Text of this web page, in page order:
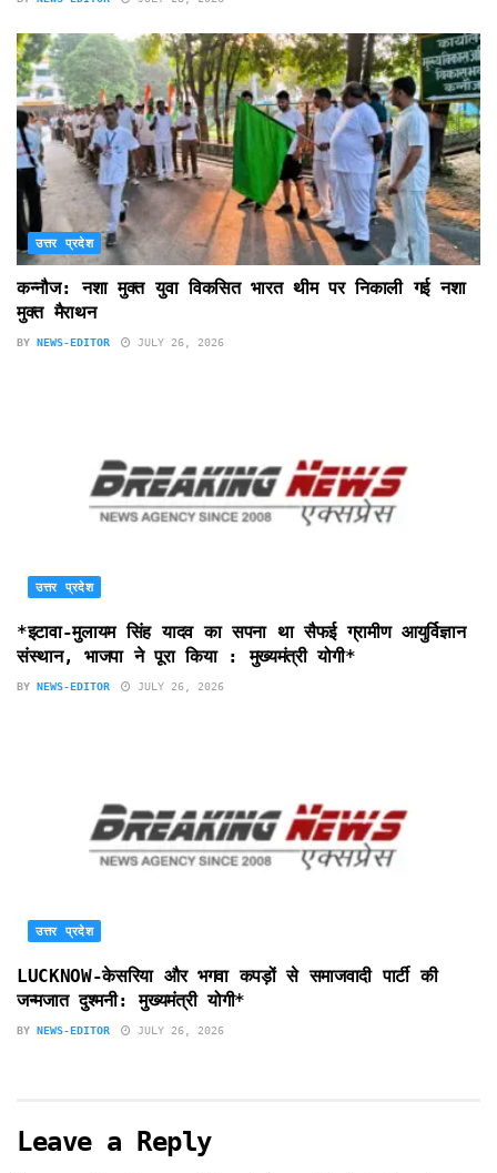
उत्तर प्रदेश
कन्नौज: नशा मुक्त युवा विकसित भारत थीम पर निकाली गई नशा
मुक्त मैराथन
BY NEWS-EDITOR JULY 26, 2026
उत्तर प्रदेश
*इटावा-मुलायम सिंह यादव का सपना था सैफई ग्रामीण आयुर्विज्ञान
संस्थान, भाजपा ने पूरा किया : मुख्यमंत्री योगी*
BY NEWS-EDITOR JULY 26, 2026
उत्तर प्रदेश
LUCKNOW-केसरिया और भगवा कपड़ों से समाजवादी पार्टी की
जन्मजात दुश्मनी: मुख्यमंत्री योगी*
BY NEWS-EDITOR JULY 26, 2026
Leave a Reply